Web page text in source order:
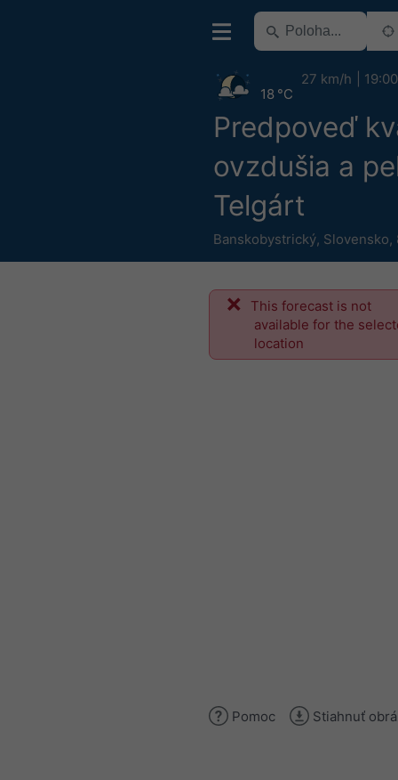
Predpoveď
ovzdušia a
Telgárt
Banskobystrický, Slovensko,
18 °C
27 km/h 19:00
This forecast is not
available for the
location
Pomoc Stiahnuť